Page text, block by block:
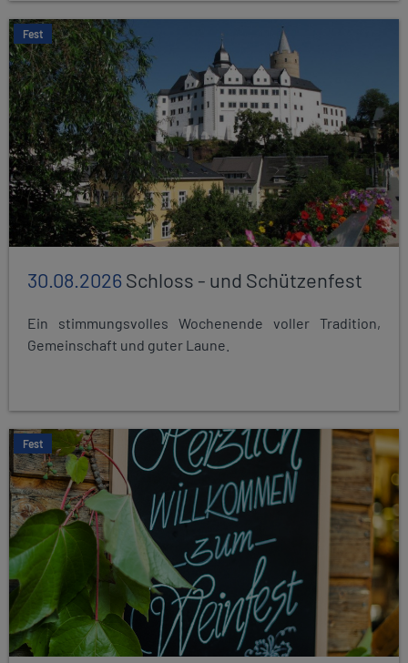
Fest
30.08.2026Schloss - und Schützenfest
Ein stimmungsvolles Wochenende voller Tradition,
Gemeinschaft und guter Laune.
Fest